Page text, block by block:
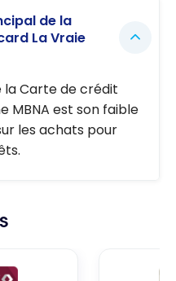
de la
La Vraie
la Carte de crédit
MBNA est son faible
les achats pour